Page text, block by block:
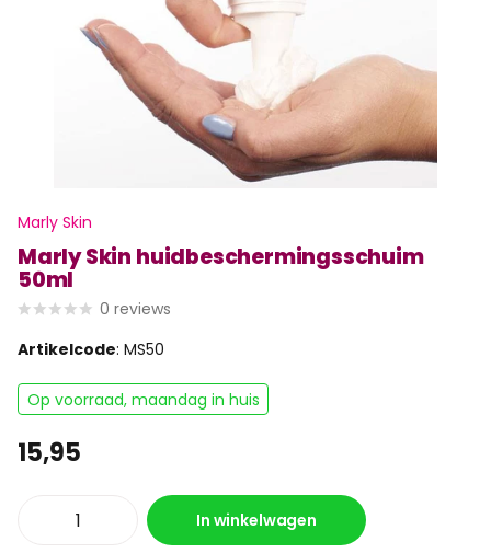
Marly Skin
Marly Skin huidbeschermingsschuim
50ml
0 reviews
Artikelcode: MS50
Op voorraad, maandag in huis
15,95
In winkelwagen